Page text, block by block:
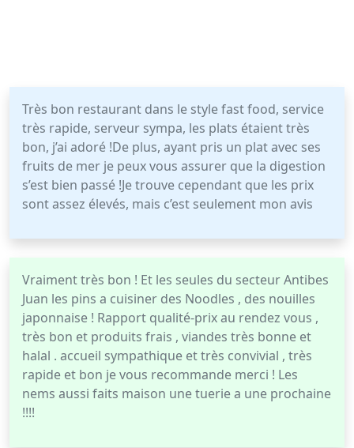
Très bon restaurant dans le style fast food, service
très rapide, serveur sympa, les plats étaient très
bon, j’ai adoré !De plus, ayant pris un plat avec ses
fruits de mer je peux vous assurer que la digestion
s’est bien passé !Je trouve cependant que les prix
sont assez élevés, mais c’est seulement mon avis
Vraiment très bon ! Et les seules du secteur Antibes
Juan les pins a cuisiner des Noodles , des nouilles
japonnaise ! Rapport qualité-prix au rendez vous ,
très bon et produits frais , viandes très bonne et
halal . accueil sympathique et très convivial , très
rapide et bon je vous recommande merci ! Les
nems aussi faits maison une tuerie a une prochaine
!!!!